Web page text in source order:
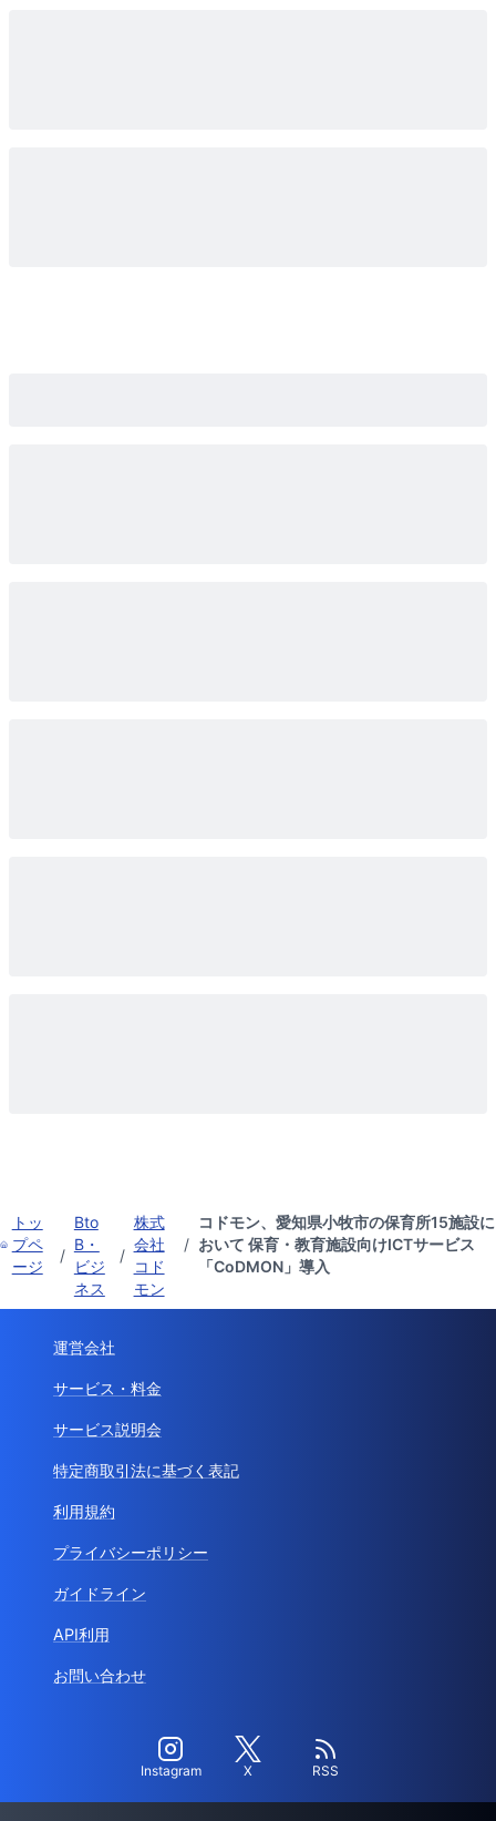
トッ
プペ
ージ
/
Bto
B・
ビジ
ネス
/
株式
会社
コド
モン
/
コドモン、愛知県小牧市の保育所15施設に
おいて 保育・教育施設向けICTサービス
「CoDMON」導入
運営会社
サービス・料金
サービス説明会
特定商取引法に基づく表記
利用規約
プライバシーポリシー
ガイドライン
API利用
お問い合わせ
Instagram X RSS